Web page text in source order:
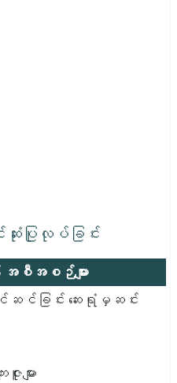
ဆုံးပြုလုပ်ခြင်း
စီအစဉ်များ
ဆင်ခြင်း ဆေးရုံမှဆင်း
များ